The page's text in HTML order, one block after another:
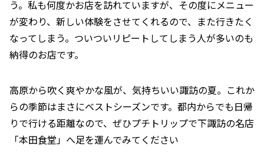
う。私も何度かお店を訪れていますが、その度にメニュー
が変わり、新しい体験をさせてくれるので、また行きたく
なってしまう。ついついリピートしてしまう人が多いのも
納得のお店です。
高原から吹く爽やかな風が、気持ちいい諏訪の夏。これか
らの季節はまさにベストシーズンです。都内からでも日帰
りで行ける距離なので、ぜひプチトリップで下諏訪の名店
「本田食堂」へ足を運んでみてください